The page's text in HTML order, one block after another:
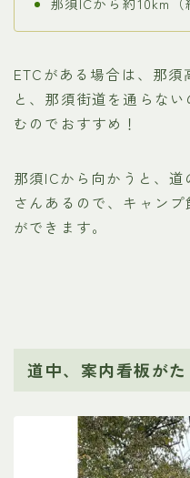
ETCがある場合は、那
と、那須街道を通らな
むのでおすすめ！
那須ICから向かうと、
さんあるので、キャン
ができます。
道中、案内看板がた